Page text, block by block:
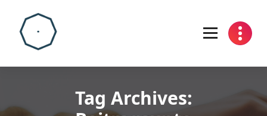
content
Tag Archives: